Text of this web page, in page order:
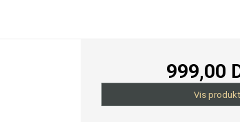
999,00
Vis produkt